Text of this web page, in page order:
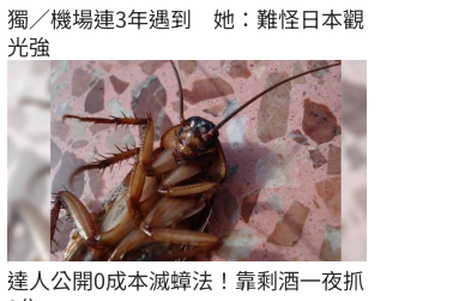
獨／機場連3年遇到　她：難怪日本觀
光強
達人公開0成本滅蟑法！靠剩酒一夜抓